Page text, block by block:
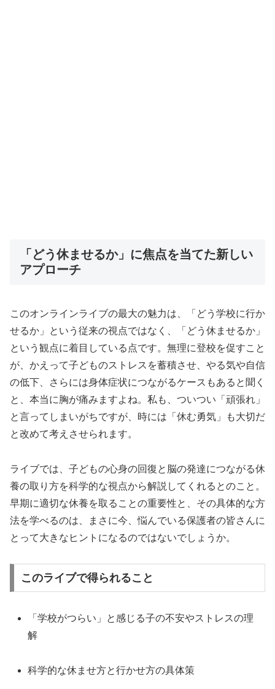
「どう休ませるか」に焦点を当てた新しい
アプローチ
このオンラインライブの最大の魅力は、「どう学校に行か
せるか」という従来の視点ではなく、「どう休ませるか」
という観点に着目している点です。無理に登校を促すこと
が、かえって子どものストレスを蓄積させ、やる気や自信
の低下、さらには身体症状につながるケースもあると聞く
と、本当に胸が痛みますよね。私も、ついつい「頑張れ」
と言ってしまいがちですが、時には「休む勇気」も大切だ
と改めて考えさせられます。
ライブでは、子どもの心身の回復と脳の発達につながる休
養の取り方を科学的な視点から解説してくれるとのこと。
早期に適切な休養を取ることの重要性と、その具体的な方
法を学べるのは、まさに今、悩んでいる保護者の皆さんに
とって大きなヒントになるのではないでしょうか。
このライブで得られること
「学校がつらい」と感じる子の不安やストレスの理
解
科学的な休ませ方と行かせ方の具体策